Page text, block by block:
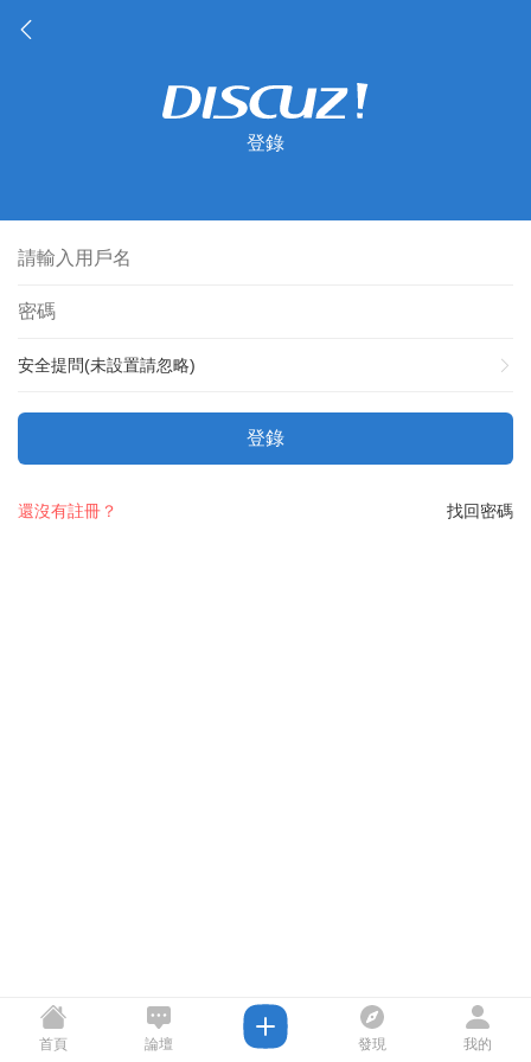
登錄
安全提問(未設置請忽略)
登錄
找回密碼
還沒有註冊？
首頁 論壇 發現 我的